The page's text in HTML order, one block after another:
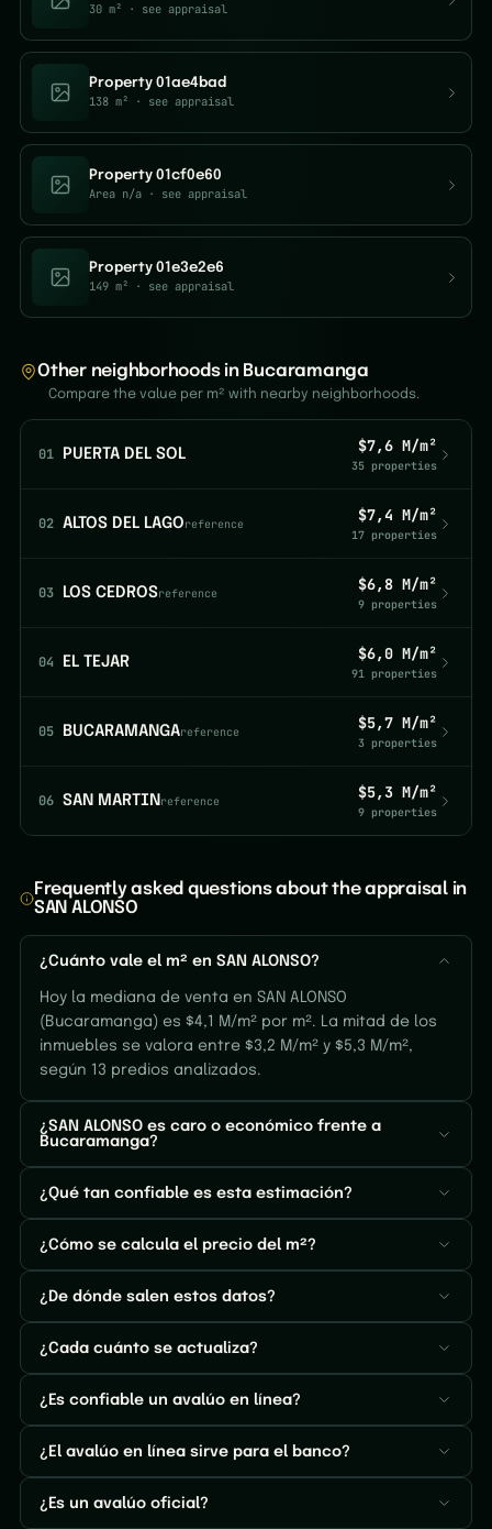
30 m² · see appraisal
Property 01ae4bad
138 m² · see appraisal
Property 01cf0e60
Area n/a · see appraisal
Property 01e3e2e6
149 m² · see appraisal
Other neighborhoods in Bucaramanga
Compare the value per m² with nearby neighborhoods.
01 PUERTA DEL SOL $7,6 M/m²
35 properties
02 ALTOS DEL LAGOreference $7,4 M/m²
17 properties
03 LOS CEDROSreference $6,8 M/m²
9 properties
04 EL TEJAR $6,0 M/m²
91 properties
05 BUCARAMANGAreference $5,7 M/m²
3 properties
06 SAN MARTIN reference $5,3 M/m²
9 properties
Frequently asked questions about the appraisal in
SAN ALONSO
¿Cuánto vale el m² en SAN ALONSO?
Hoy la mediana de venta en SAN ALONSO
(Bucaramanga) es $4,1 M/m² por m². La mitad de los
inmuebles se valora entre $3,2 M/m² y $5,3 M/m²,
según 13 predios analizados.
¿SAN ALONSO es caro o económico frente a
Bucaramanga?
¿Qué tan confiable es esta estimación?
¿Cómo se calcula el precio del m²?
¿De dónde salen estos datos?
¿Cada cuánto se actualiza?
¿Es confiable un avalúo en línea?
¿El avalúo en línea sirve para el banco?
¿Es un avalúo oficial?